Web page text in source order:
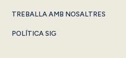
TREBALLA AMB NOSALTRES
POLÍTICA SIG